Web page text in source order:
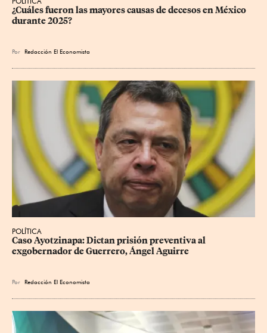
¿Cuáles fueron las mayores causas de decesos en México
durante 2025?
Por Redacción El Economista
POLÍTICA
Caso Ayotzinapa: Dictan prisión preventiva al
exgobernador de Guerrero, Ángel Aguirre
Por Redacción El Economista